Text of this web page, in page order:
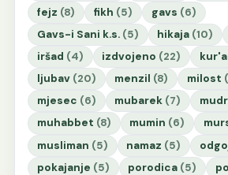
fejz (8) fikh (5) gavs (6)
Gavs-i Sani k.s. (5) hikaja (10)
iršad (4) izdvojeno (22)
ljubav (20) menzil (8) milost
mjesec (6) mubarek (7)
muhabbet (8) mumin (6)
musliman (5) namaz (5)
pokajanje (5) porodica (5)